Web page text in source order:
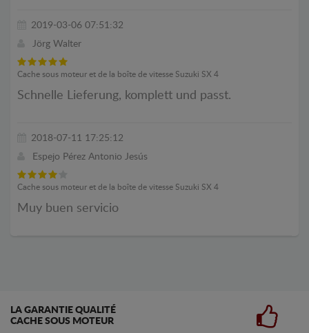
2019-03-06 07:51:32
Jörg Walter
Cache sous moteur et de la boîte de vitesse Suzuki SX 4
Schnelle Lieferung, komplett und passt.
2018-07-11 17:25:12
Espejo Pérez Antonio Jesús
Cache sous moteur et de la boîte de vitesse Suzuki SX 4
Muy buen servicio
LA GARANTIE QUALITÉ
CACHE SOUS MOTEUR